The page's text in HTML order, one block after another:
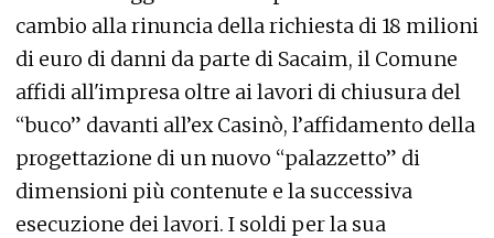
cambio alla rinuncia della richiesta di 18 milioni
di euro di danni da parte di Sacaim, il Comune
affidi all'impresa oltre ai lavori di chiusura del
“buco” davanti all’ex Casinò, l’affidamento della
progettazione di un nuovo “palazzetto” di
dimensioni più contenute e la successiva
esecuzione dei lavori. I soldi per la sua